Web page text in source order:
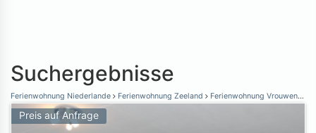
Suchergebnisse
Ferienwohnung Niederlande Ferienwohnung Zeeland Ferienwohnung Vrouwenpolder
Preis auf Anfrage